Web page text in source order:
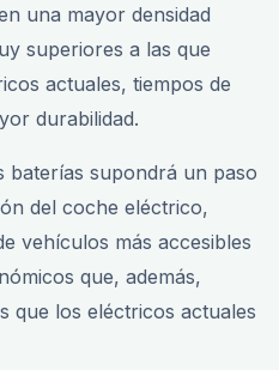
una mayor densidad
superiores a las que
actuales, tiempos de
durabilidad.
baterías supondrá un paso
del coche eléctrico,
vehículos más accesibles
que, además,
que los eléctricos actuales